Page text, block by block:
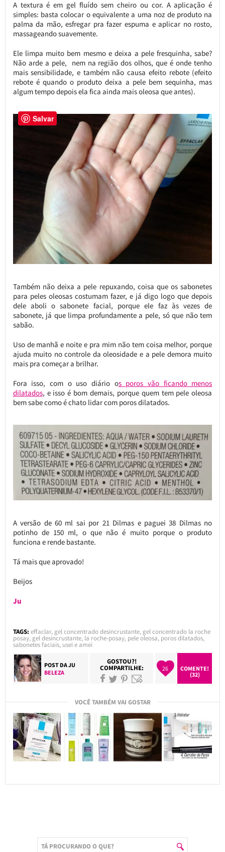
A textura é em gel fluído sem cheiro ou cor. A aplicação é
simples: basta colocar o equivalente a uma noz de produto na
palma da mão, esfregar pra fazer espuma e aplicar no rosto,
massageando suavemente.
Ele limpa muito bem mesmo e deixa a pele fresquinha, sabe?
Não arde a pele, nem na região dos olhos, que é onde tenho
mais sensibilidade, e também não causa efeito rebote (efeito
rebote é quando o produto deixa a pele bem sequinha, mas
algum tempo depois ela fica ainda mais oleosa que antes).
Também não deixa a pele repuxando, coisa que os sabonetes
para peles oleosas costumam fazer, e já digo logo que depois
dele aboli o sabonete facial, porque ele faz às vezes de
sabonete, já que limpa profundamente a pele, só que não tem
sabão.
Uso de manhã e noite e pra mim não tem coisa melhor, porque
ajuda muito no controle da oleosidade e a pele demora muito
mais pra começar a brilhar.
Fora isso, com o uso diário os poros vão ficando menos
dilatados, e isso é bom demais, porque quem tem pele oleosa
bem sabe como é chato lidar com poros dilatados.
A versão de 60 ml sai por 21 Dilmas e paguei 38 Dilmas no
potinho de 150 ml, o que não é muito porque o produto
funciona e rende bastante.
Tá mais que aprovado!
Beijos
Ju
TAGS: effaclar, gel concentrado desincrustante, gel concentrado la roche
posay, gel desincrustante, la roche-posay, pele oleosa, poros dilatados,
sabonetes faciais, usei e amei
POST DAJU
BELEZA
GOSTOU?!
COMPARTILHE: 26
COMENTE!
(32)
VOCÊ TAMBÉM VAI GOSTAR
Salvar